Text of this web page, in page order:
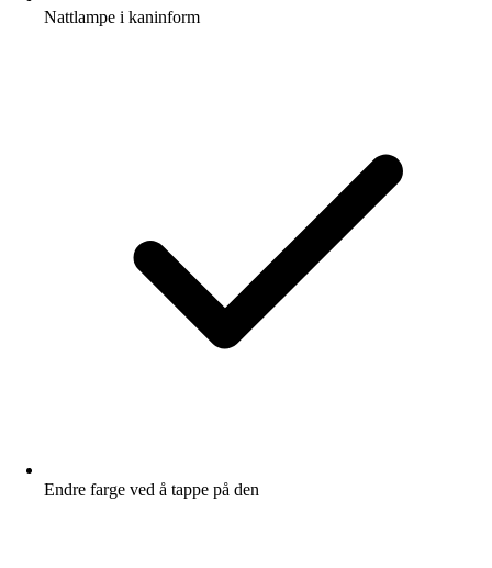
Nattlampe i kaninform
Endre farge ved å tappe på den